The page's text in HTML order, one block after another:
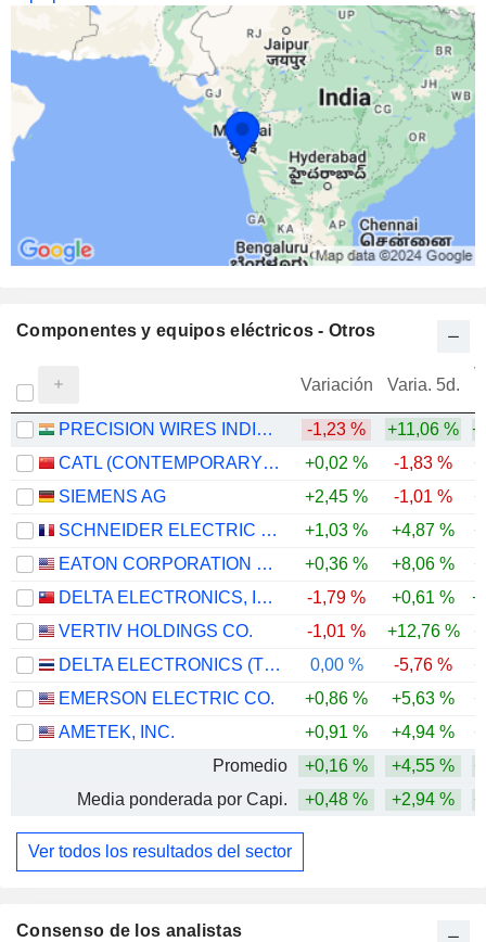
Componentes y equipos eléctricos - Otros
Variación Varia. 5d.
PRECISION WIRES INDIA LIMITED -1,23 % +11,06 %
CATL (CONTEMPORARY AMPEREX TECHNOLOGY)
+0,02 % -1,83 %
SIEMENS AG
+2,45 % -1,01 %
SCHNEIDER ELECTRIC SE
+1,03 % +4,87 %
EATON CORPORATION PLC
+0,36 % +8,06 %
DELTA ELECTRONICS, INC.
-1,79 % +0,61 %
VERTIV HOLDINGS CO.
-1,01 % +12,76 %
DELTA ELECTRONICS (THAILAND)
0,00 % -5,76 %
EMERSON ELECTRIC CO.
+0,86 % +5,63 %
AMETEK, INC.
+0,91 % +4,94 %
Promedio
+0,16 % +4,55 %
Media ponderada por Capi.
+0,48 % +2,94 %
Ver todos los resultados del sector
Consenso de los analistas